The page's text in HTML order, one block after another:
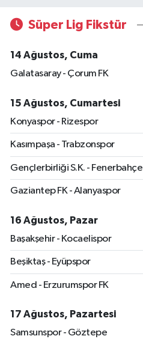
Süper Lig Fikstür
14 Ağustos, Cuma
Galatasaray - Çorum FK
15 Ağustos, Cumartesi
Konyaspor - Rizespor
Kasımpaşa - Trabzonspor
Gençlerbirliği S.K. - Fenerbahçe
Gaziantep FK - Alanyaspor
16 Ağustos, Pazar
Başakşehir - Kocaelispor
Beşiktaş - Eyüpspor
Amed - Erzurumspor FK
17 Ağustos, Pazartesi
Samsunspor - Göztepe